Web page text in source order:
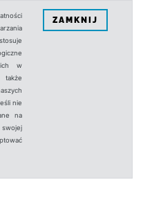
w
także
nie
na
ZAMKNIJ